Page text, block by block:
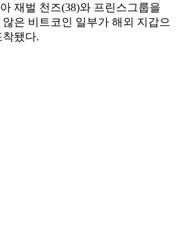
재벌 천즈(38)와 프린스그룹을
은 비트코인 일부가 해외 지갑으
됐다.